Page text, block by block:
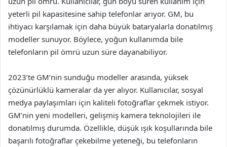
yeterli pil kapasitesine sahip telefonlar arıyor. GM, bu
ihtiyacı karşılamak için daha büyük bataryalarla donatılmış
modeller sunuyor. Böylece, yoğun kullanımda bile
telefonların pil ömrü uzun süre dayanabiliyor.
2023’te GM’nin sunduğu modeller arasında, yüksek
çözünürlüklü kameralar da yer alıyor. Kullanıcılar, sosyal
medya paylaşımları için kaliteli fotoğraflar çekmek istiyor.
GM’nin yeni modelleri, gelişmiş kamera teknolojileri ile
donatılmış durumda. Özellikle, düşük ışık koşullarında bile
başarılı fotoğraflar çekebilme yeteneği, bu telefonların